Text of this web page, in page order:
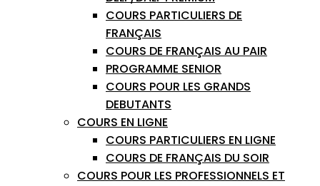
COURS PARTICULIERS DE
FRANÇAIS
COURS DE FRANÇAIS AU PAIR
PROGRAMME SENIOR
COURS POUR LES GRANDS
DEBUTANTS
COURS EN LIGNE
COURS PARTICULIERS EN LIGNE
COURS DE FRANÇAIS DU SOIR
COURS POUR LES PROFESSIONNELS ET